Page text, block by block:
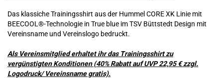
Das klassiche Trainingsshirt aus der Hummel CORE XK Linie mit
BEECOOL®-Technologie in True blue im TSV Büttstedt Design mit
Vereinsname und Vereinslogo bedruckt.
Als Vereinsmitglied erhaltet ihr das Trainingsshirt zu
vergünstigten Konditionen (40% Rabatt auf UVP 22,95 € zzgl.
Logodruck/ Vereinsname gratis).